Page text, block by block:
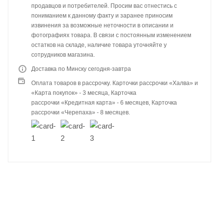
продавцов и потребителей. Просим вас отнестись с
пониманием к данному факту и заранее приносим
извинения за возможные неточности в описании и
фотографиях товара. В связи с постоянным изменением
остатков на складе, наличие товара уточняйте у
сотрудников магазина.
Доставка по Минску сегодня-завтра
Оплата товаров в рассрочку. Карточки рассрочки «Халва» и
«Карта покупок» - 3 месяца, Карточка
рассрочки «Кредитная карта» - 6 месяцев, Карточка
рассрочки «Черепаха» - 8 месяцев.